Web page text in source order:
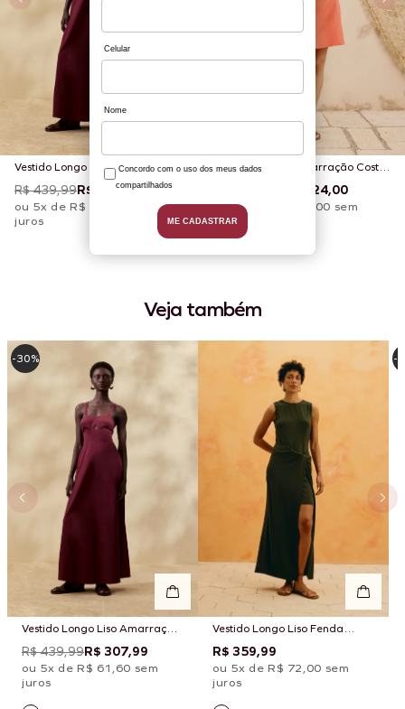
Vestido Longo Liso Amarração
Costas
R$ 439,99R$ 307,99
ou 5x de R$ 61,60 sem
juros
Vestido Curto Amarração Costas
R$ 124,00
ou 2x de R$ 62,00 sem
juros
Veja também
Vestido Longo Liso Amarração
Costas
R$ 439,99R$ 307,99
ou 5x de R$ 61,60 sem
juros
-30%
Vestido Longo Liso Fenda
Torcido
R$ 359,99
ou 5x de R$ 72,00 sem
juros
-